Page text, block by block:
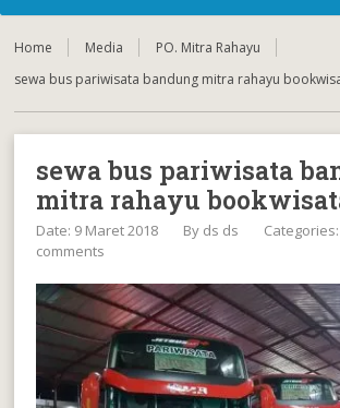
Home Media
PO. Mitra Rahayu
sewa bus pariwisata bandung mitra rahayu
sewa bus pariwisata
mitra rahayu
Date: 9 Maret 2018 By ds ds Categories:
comments